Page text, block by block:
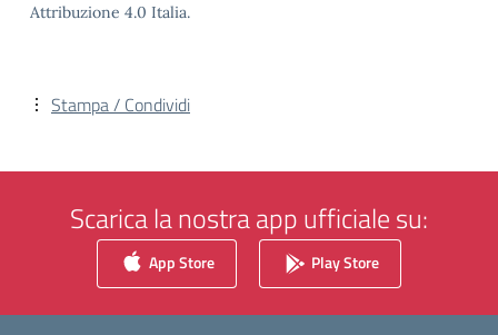
Attribuzione 4.0 Italia.
Stampa / Condividi
Scarica la nostra app ufficiale su:
App Store Play Store